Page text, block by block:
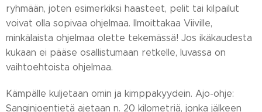
ryhmään, joten esimerkiksi haasteet, pelit tai kilpailut
voivat olla sopivaa ohjelmaa. Ilmoittakaa Viiville,
minkälaista ohjelmaa olette tekemässä! Jos ikäkaudesta
kukaan ei pääse osallistumaan retkelle, luvassa on
vaihtoehtoista ohjelmaa.
Kämpälle kuljetaan omin ja kimppakyydein. Ajo-ohje:
Sanginjoentietä ajetaan n. 20 kilometriä, jonka jälkeen